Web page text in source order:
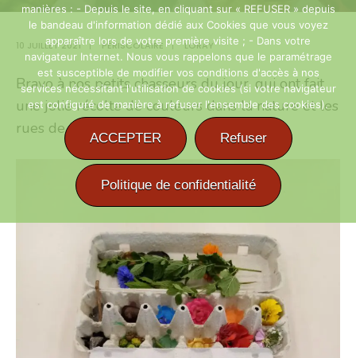
10 JUILLET 2021 | PÉRISCOLAIRE | LORAY
Bravo à nos petits chasseurs du jour, qui ont fait
une jolie récolte de couleurs dans la nature et les
rues de Loray !
manières : - Depuis le site, en cliquant sur « REFUSER » depuis
le bandeau d'information dédié aux Cookies que vous voyez
apparaître lors de votre première visite ; - Dans votre
navigateur Internet. Nous vous rappelons que le paramétrage
est susceptible de modifier vos conditions d'accès à nos
services nécessitant l'utilisation de cookies (si votre navigateur
est configuré de manière à refuser l'ensemble des cookies).
ACCEPTER Refuser
Politique de confidentialité